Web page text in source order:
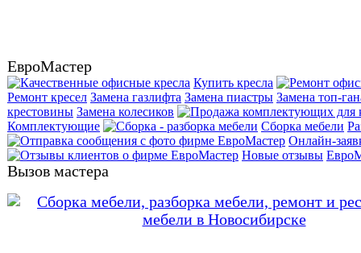
ЕвроМастер
Купить кресла
Ремонт кресел Замена газлифта Замена пиастры Замена топ-
крестовины Замена колесиков
Комплектующие
Сборка мебели
Онлайн-
Новые отзывы
Вызов мастера